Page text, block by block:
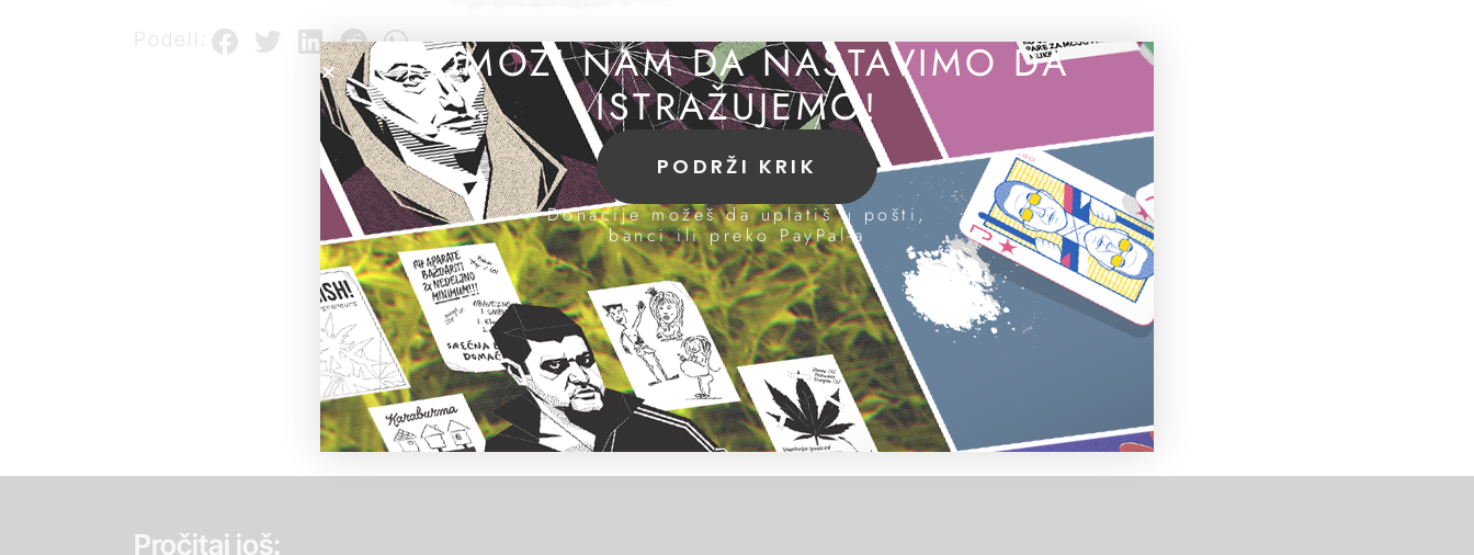
Podeli:
Pročitaj još:
POMOZI NAM DA NASTAVIMO DA
ISTRAŽUJEMO!
PODRŽI KRIK
Donacije možeš da uplatiš u pošti,
banci ili preko PayPal-a